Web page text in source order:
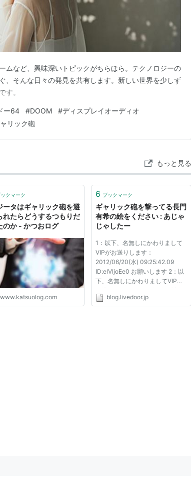
ムなど、興味深いトピックがちらほら。テクノロジーの
、そんな日々の発見を共有します。新しい世界を少しず
す。
ー64 #DOOM #ディスプレイオーディオ
リック砲
もっと見る
ックマーク
ータはギャリック砲を避
れたらどうするつもりだ
のか - かつおログ
www.katsuolog.com
6 ブックマーク
ギャリック砲を撃ってる長門
有希の絵をください : あじゃ
じゃしたー
1：以下、名無しにかわりまして
VIPがお送りします：
2012/06/20(水) 09:25:42.09
ID:elVIjoEe0 お願いします 2：以
下、名無しにかわりましてVIPが
お送りします：2012/06/20(水)
09:28:24.26 ID:NC8d8T0T0 ハ
blog.livedoor.jp